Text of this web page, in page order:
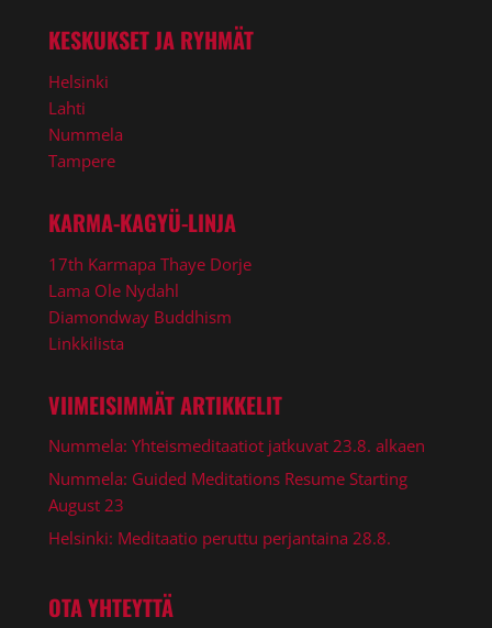
ANTOI
OPETUKSIA
KESKUKSET JA RYHMÄT
Helsinki
Lahti
Nummela
Tampere
KARMA-KAGYÜ-LINJA
17th Karmapa Thaye Dorje
Lama Ole Nydahl
Diamondway Buddhism
Linkkilista
VIIMEISIMMÄT ARTIKKELIT
Nummela: Yhteismeditaatiot jatkuvat 23.8. alkaen
Nummela: Guided Meditations Resume Starting
August 23
Helsinki: Meditaatio peruttu perjantaina 28.8.
OTA YHTEYTTÄ